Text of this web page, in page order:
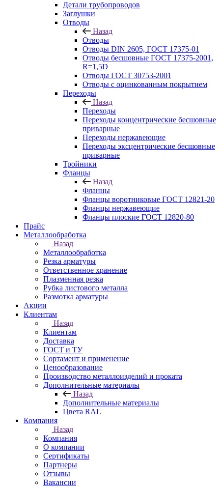
Детали трубопроводов
Заглушки
Отводы
Назад
Отводы
Отводы DIN 2605, ГОСТ 17375-01
Отводы бесшовные ГОСТ 17375-2001,
R=1,5D
Отводы ГОСТ 30753-2001
Отводы с оцинкованным покрытием
Переходы
Назад
Переходы
Переходы концентрические бесшовные
приварные
Переходы нержавеющие
Переходы эксцентрические бесшовные
приварные
Тройники
Фланцы
Назад
Фланцы
Фланцы воротниковые ГОСТ 12821-20
Фланцы нержавеющие
Фланцы плоские ГОСТ 12820-80
Прайс
Металлообработка
Назад
Металлообработка
Резка арматуры
Ответственное хранение
Плазменная резка
Рубка листового металла
Размотка арматуры
Акции
Клиентам
Назад
Клиентам
Доставка
ГОСТ и ТУ
Сортамент и применение
Ценообразование
Производство металлоизделий и проката
Дополнительные материалы
Назад
Дополнительные материалы
Цвета RAL
Компания
Назад
Компания
О компании
Сертификаты
Партнеры
Отзывы
Вакансии